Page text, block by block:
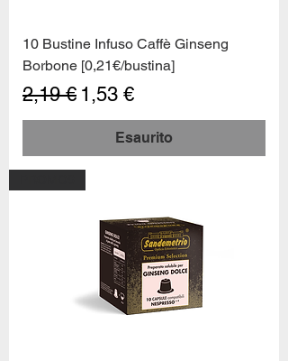
10 Bustine Infuso Caffè Ginseng
Borbone [0,21€/bustina]
Prezzo regolare
2,19 € Prezzo scontato
1,53 €
Esaurito